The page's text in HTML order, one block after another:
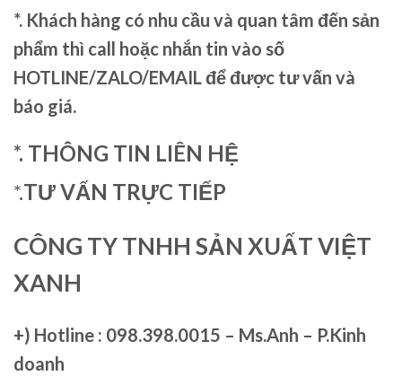
*. Khách hàng có nhu cầu và quan tâm đến sản
phẩm thì call hoặc nhắn tin vào số
HOTLINE/ZALO/EMAIL để được tư vấn và
báo giá.
*. THÔNG TIN LIÊN HỆ
*.TƯ VẤN TRỰC TIẾP
CÔNG TY TNHH SẢN XUẤT VIỆT
XANH
+) Hotline : 098.398.0015 – Ms.Anh – P.Kinh
doanh